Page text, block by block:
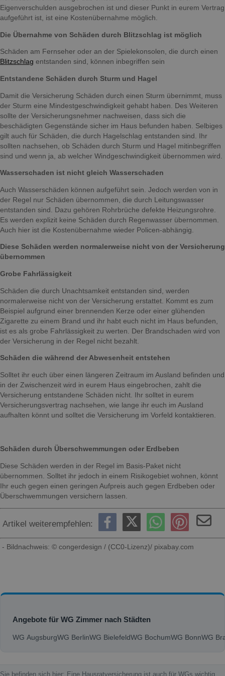
Eigenverschulden ausgebrochen ist und dieser Punkt in eurem Vertrag
aufgeführt ist, ist eine Kostenübernahme möglich.
Die Übernahme von Schäden durch Blitzschlag ist möglich
Schäden am Fernseher oder an der Spielekonsolen, die durch einen
Blitzschlag entstanden sind, können inbegriffen sein
Entstandene Schäden durch Sturm und Hagel
Damit die Versicherung Schäden durch einen Sturm übernimmt, muss
der Sturm eine Mindestgeschwindigkeit gehabt haben. Des Weiteren
sollte der Versicherungsnehmer nachweisen, dass sich die
beschädigten Gegenstände sicher im Haus befunden haben. Selbiges
gilt auch für Schäden, die durch Hagelschlag entstanden sind. Ihr
sollten nachsehen, ob Schäden durch Sturm und Hagel mitinbegriffen
sind und wenn ja, ab welcher Windgeschwindigkeit übernommen wird.
Wasserschaden ist nicht gleich Wasserschaden
Auch Wasserschäden können aufgeführt sein. Jedoch werden von in
der Regel nur Schäden übernommen, die durch Leitungswasser
entstanden sind. Dazu gehören Rohrbrüche defekte Heizungsrohre.
Es werden explizit keine Schäden durch Regenwasser übernommen.
Auch hier ist die Kostenübernahme wieder Policen-abhängig.
Diese Schäden werden normalerweise nicht von der Versicherung
übernommen
Grobe Fahrlässigkeit
Schäden die durch Unachtsamkeit entstanden sind, werden
normalerweise nicht von der Versicherung erstattet. Kommt es zum
Beispiel aufgrund einer brennenden Kerze oder einer glühenden
Zigarette zu einem Brand und ihr habt euch nicht im Haus befunden,
ist es als grobe Fahrlässigkeit zu werten. Der Brandschaden wird von
der Versicherung in der Regel nicht bezahlt.
Schäden die während der Abwesenheit entstehen
Solltet ihr euch über einen längeren Zeitraum im Ausland befinden und
in der Zwischenzeit wird in eurem Haus eingebrochen, zahlt die
Versicherung entstandene Schäden nicht. Ihr solltet in eurem
Versicherungsvertrag nachsehen, wie lange ihr euch im Ausland
aufhalten könnt und solltet die Versicherung im Vorfeld kontaktieren.
Schäden durch Überschwemmungen oder Erdbeben
Diese Schäden werden in der Regel im Basis-Paket nicht
übernommen. Solltet ihr jedoch in einem Risikogebiet wohnen, könnt
Ihr euch gegen einen geringen Aufpreis auch gegen Erdbeben oder
Überschwemmungen versichern lassen.
Artikel weiterempfehlen:
- Bildnachweis: © congerdesign / (CC0-Lizenz)/ pixabay.com
Angebote für WG Zimmer nach Städten
WG AugsburgWG BerlinWG BielefeldWG BochumWG BonnWG
Sie befinden sich hier: Eine Hausratversicherung ist auch für WGs wichtig